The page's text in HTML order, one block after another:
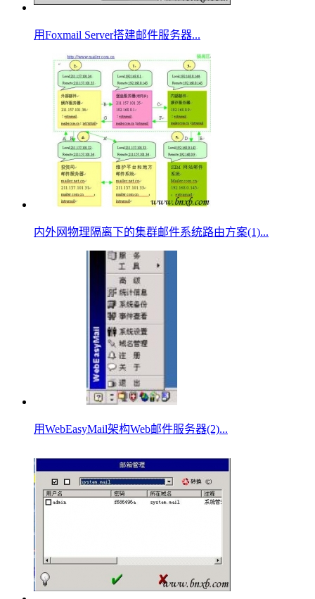
用Foxmail Server搭建邮件服务器...
内外网物理隔离下的集群邮件系统路由方案(1)...
用WebEasyMail架构Web邮件服务器(2)...